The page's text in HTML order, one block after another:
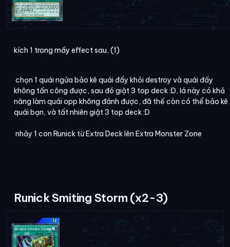
kích 1 trong mấy effect sau, (1)
chọn 1 quái ngửa bảo kê quái đấy khỏi destroy và quái đấy
không tấn công được, sau đó giật 3 top deck :D, lá này có khả
năng làm quái opp không đánh được, đã thế còn có thể bảo kê
quái bạn, và tất nhiên giật 3 top deck :D
nhảy 1 con Runick từ Extra Deck lên Extra Monster Zone
Runick Smiting Storm (x2-3)